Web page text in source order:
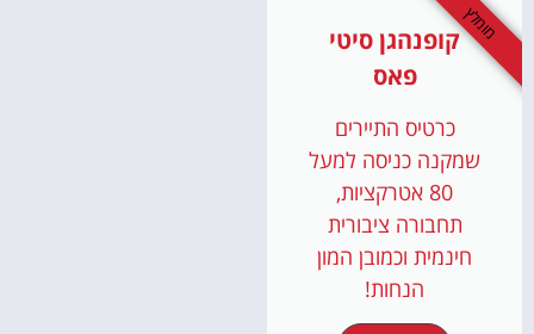
קופנהגן סיטי
פאס
כרטיס התיירים
שמקנה כניסה למעל
80 אטרקציות,
תחבורה ציבורית
חינמית וכמובן המון
הנחות!
מומלץ